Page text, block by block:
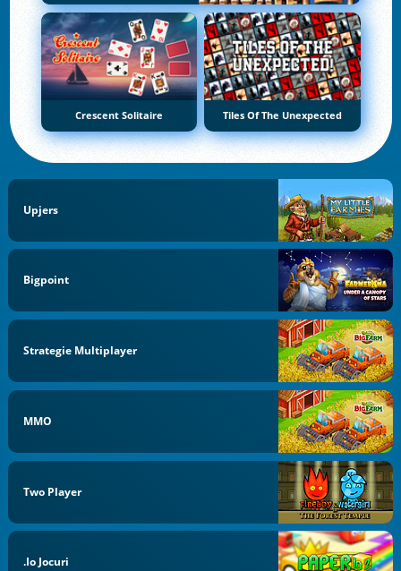
Crescent Solitaire Tiles Of The Unexpected
Upjers
Bigpoint
Strategie Multiplayer
MMO
Two Player
.io Jocuri